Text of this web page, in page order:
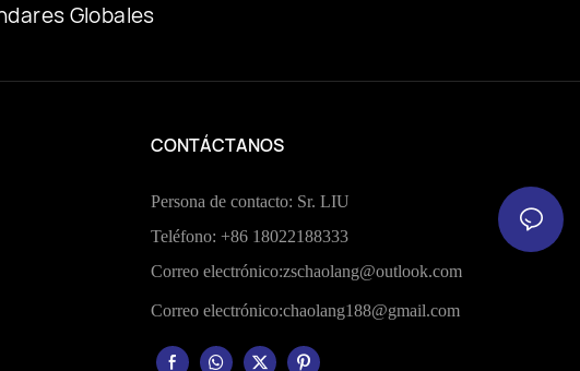
Globales
CONTÁCTANOS
Persona de contacto: Sr. LIU
Teléfono: +86 18022188333
Correo electrónico:zschaolang@outlook.com
Correo electrónico:chaolang188@gmail.com